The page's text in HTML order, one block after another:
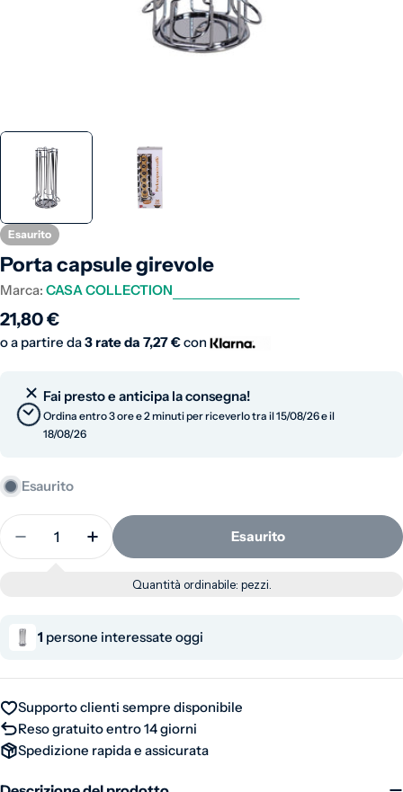
Esaurito
Porta capsule girevole
Marca: CASA COLLECTION
Prezzo normale
21,80 €
o a partire da3 rate da 7,27 €con
Fai presto e anticipa la consegna!
Ordina entro 3 ore e 2 minuti per riceverlo tra il 15/08/26 e il
18/08/26
Esaurito
Quantità
Diminuisci la quantità per Porta capsule girevole
Aumenta la quantità per Porta capsule
Esaurito
Quantità ordinabile: pezzi.
1 persone interessate oggi
Supporto clienti sempre disponibile
Reso gratuito entro 14 giorni
Spedizione rapida e assicurata